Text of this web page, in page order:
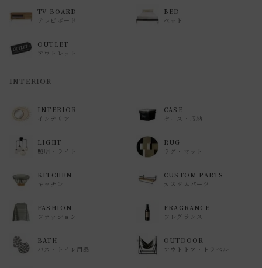
TV BOARD
テレビボード
BED
ベッド
OUTLET
アウトレット
INTERIOR
INTERIOR
インテリア
CASE
ケース・収納
LIGHT
照明・ライト
RUG
ラグ・マット
KITCHEN
キッチン
CUSTOM PARTS
カスタムパーツ
FASHION
ファッション
FRAGRANCE
フレグランス
BATH
バス・トイレ用品
OUTDOOR
アウトドア・トラベル